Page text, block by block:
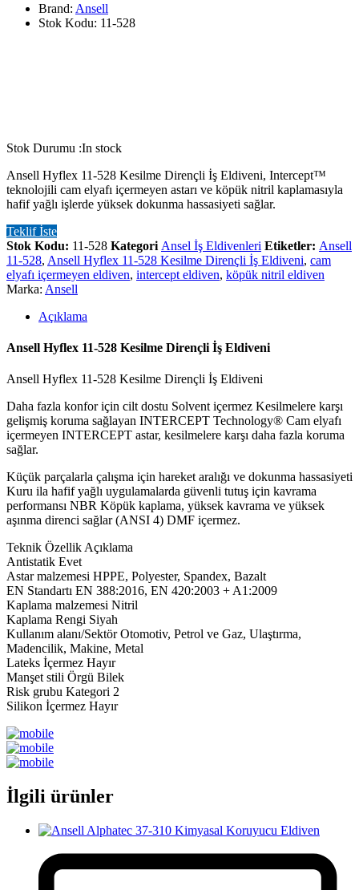
Brand: Ansell
Stok Kodu: 11-528
Stok Durumu :In stock
Ansell Hyflex 11-528 Kesilme Dirençli İş Eldiveni, Intercept™
teknolojili cam elyafı içermeyen astarı ve köpük nitril kaplamasıyla
hafif yağlı işlerde yüksek dokunma hassasiyeti sağlar.
Teklif İste
Stok Kodu: 11-528 Kategori Ansel İş Eldivenleri Etiketler: Ansell
11-528, Ansell Hyflex 11-528 Kesilme Dirençli İş Eldiveni, cam
elyafı içermeyen eldiven, intercept eldiven, köpük nitril eldiven
Marka: Ansell
Açıklama
Ansell Hyflex 11-528 Kesilme Dirençli İş Eldiveni
Ansell Hyflex 11-528 Kesilme Dirençli İş Eldiveni
Daha fazla konfor için cilt dostu Solvent içermez Kesilmelere karşı
gelişmiş koruma sağlayan INTERCEPT Technology® Cam elyafı
içermeyen INTERCEPT astar, kesilmelere karşı daha fazla koruma
sağlar.
Küçük parçalarla çalışma için hareket aralığı ve dokunma hassasiyeti
Kuru ila hafif yağlı uygulamalarda güvenli tutuş için kavrama
performansı NBR Köpük kaplama, yüksek kavrama ve yüksek
aşınma direnci sağlar (ANSI 4) DMF içermez.
Teknik Özellik Açıklama
Antistatik Evet
Astar malzemesi HPPE, Polyester, Spandex, Bazalt
EN Standartı EN 388:2016, EN 420:2003 + A1:2009
Kaplama malzemesi Nitril
Kaplama Rengi Siyah
Kullanım alanı/Sektör Otomotiv, Petrol ve Gaz, Ulaştırma,
Madencilik, Makine, Metal
Lateks İçermez Hayır
Manşet stili Örgü Bilek
Risk grubu Kategori 2
Silikon İçermez Hayır
İlgili ürünler